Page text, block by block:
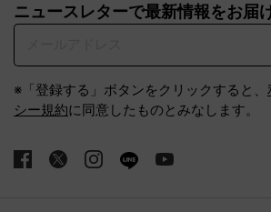
ニュースレターで最新情報をお届
※「登録する」ボタンをクリックすると、
シー規約に同意したものとみなします。